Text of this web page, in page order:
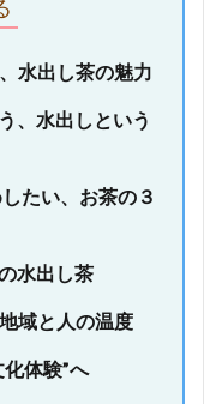
水出し茶の魅力
、水出しという
たい、お茶の３
水出し茶
域と人の温度
化体験”へ